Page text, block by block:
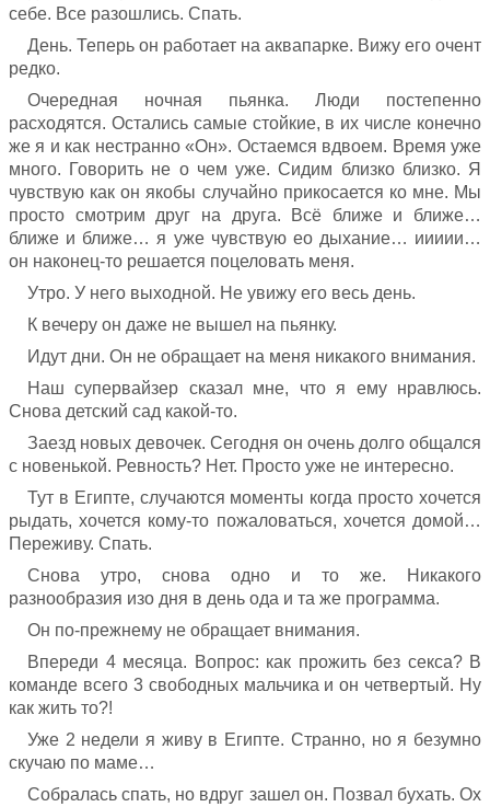
себе. Все разошлись. Спать.
День. Теперь он работает на аквапарке. Вижу его очент
редко.
Очередная ночная пьянка. Люди постепенно
расходятся. Остались самые стойкие, в их числе конечно
же я и как нестранно «Он». Остаемся вдвоем. Время уже
много. Говорить не о чем уже. Сидим близко близко. Я
чувствую как он якобы случайно прикосается ко мне. Мы
просто смотрим друг на друга. Всё ближе и ближе…
ближе и ближе… я уже чувствую ео дыхание… иииии…
он наконец-то решается поцеловать меня.
Утро. У него выходной. Не увижу его весь день.
К вечеру он даже не вышел на пьянку.
Идут дни. Он не обращает на меня никакого внимания.
Наш супервайзер сказал мне, что я ему нравлюсь.
Снова детский сад какой-то.
Заезд новых девочек. Сегодня он очень долго общался
с новенькой. Ревность? Нет. Просто уже не интересно.
Тут в Египте, случаются моменты когда просто хочется
рыдать, хочется кому-то пожаловаться, хочется домой…
Переживу. Спать.
Снова утро, снова одно и то же. Никакого
разнообразия изо дня в день ода и та же программа.
Он по-прежнему не обращает внимания.
Впереди 4 месяца. Вопрос: как прожить без секса? В
команде всего 3 свободных мальчика и он четвертый. Ну
как жить то?!
Уже 2 недели я живу в Египте. Странно, но я безумно
скучаю по маме…
Собралась спать, но вдруг зашел он. Позвал бухать. Ох